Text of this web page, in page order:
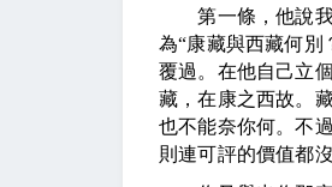
第一條，他說我
為“康藏與西藏何別
覆過。在他自己立
藏，在康之西故。
也不能奈你何。不
則連可評的價值都沒